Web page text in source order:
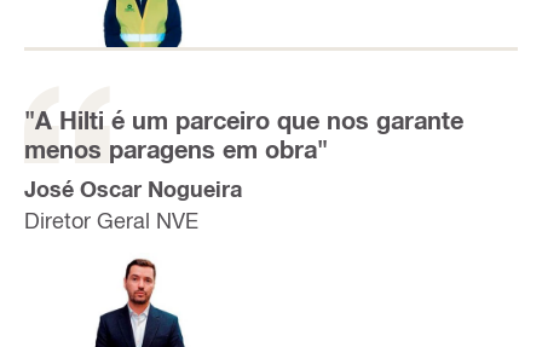
"A Hilti é um parceiro que nos garante
menos paragens em obra"
José Oscar Nogueira
Diretor Geral NVE